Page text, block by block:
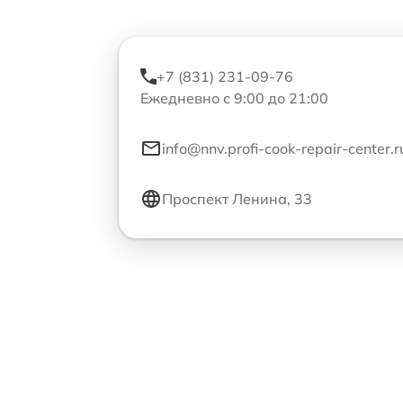
+7 (831) 231-09-76
Ежедневно с 9:00 до 21:00
info@nnv.profi-cook-repair-
Проспект Ленина, 33